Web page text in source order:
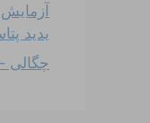
یدید
چگالی